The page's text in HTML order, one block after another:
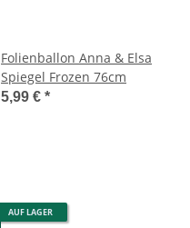
Folienballon Anna & Elsa
Spiegel Frozen 76cm
5,99 € *
AUF LAGER